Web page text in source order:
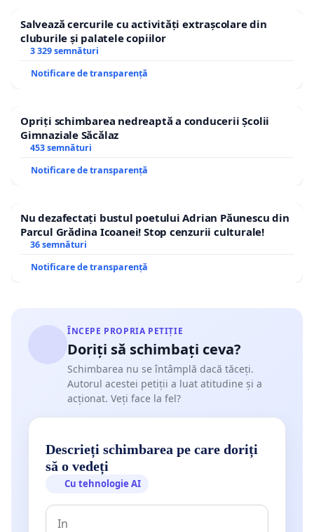
Salvează cercurile cu activități extrașcolare din
cluburile și palatele copiilor
3 329 semnături
Notificare de transparență
Opriți schimbarea nedreaptă a conducerii Școlii
Gimnaziale Săcălaz
453 semnături
Notificare de transparență
Nu dezafectați bustul poetului Adrian Păunescu din
Parcul Grădina Icoanei! Stop cenzurii culturale!
36 semnături
Notificare de transparență
ÎNCEPE PROPRIA PETIȚIE
Doriți să schimbați ceva?
Schimbarea nu se întâmplă dacă tăceți.
Autorul acestei petiții a luat atitudine și a
acționat. Veți face la fel?
Descrieți schimbarea pe care doriți
să o vedeți
Cu tehnologie AI